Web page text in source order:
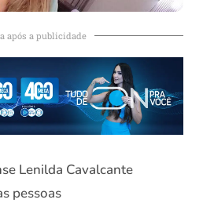
após a publicidade
Lenilda Cavalcante
pessoas